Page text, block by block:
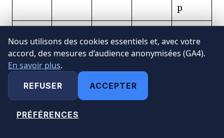
p
Famill
e
99€ 6
6 To
partag
és
ètes
Busin
150€/a
1
Nous utilisons des cookies essentiels et, avec votre
accord, des mesures d’audience anonymisées (GA4).
En savoir plus.
REFUSER ACCEPTER
PRÉFÉRENCES